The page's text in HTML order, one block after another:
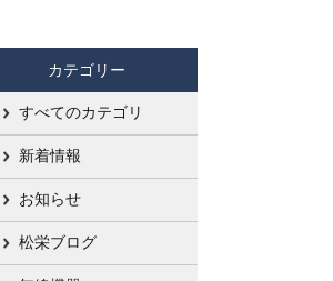
カテゴリー
すべてのカテゴリ
新着情報
お知らせ
松栄ブログ